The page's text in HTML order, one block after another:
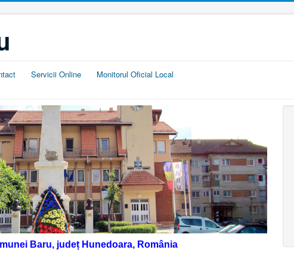
Servicii Online Monitorul Oficial Local
Baru, județ Hunedoara, România